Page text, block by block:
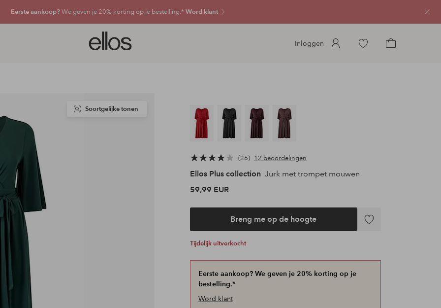
Eerste aankoop?We geven je 20% korting op je bestelling.* Word klant
Ellos
logo
voorpagina
Inloggen
Ga
Soortgelijke tonen
26 12 beoordelingen
Ellos Plus collection Jurk met trompet mouwen
59,99 EUR
Breng me op de hoogte
Toevoegen
Tijdelijk uitverkocht
Eerste aankoop? We geven je 20% korting op je
bestelling.*
Word klant